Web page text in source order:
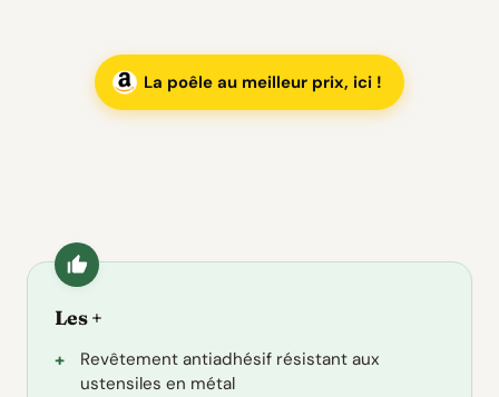
La poêle au meilleur prix, ici !
Les +
Revêtement antiadhésif résistant aux
ustensiles en métal